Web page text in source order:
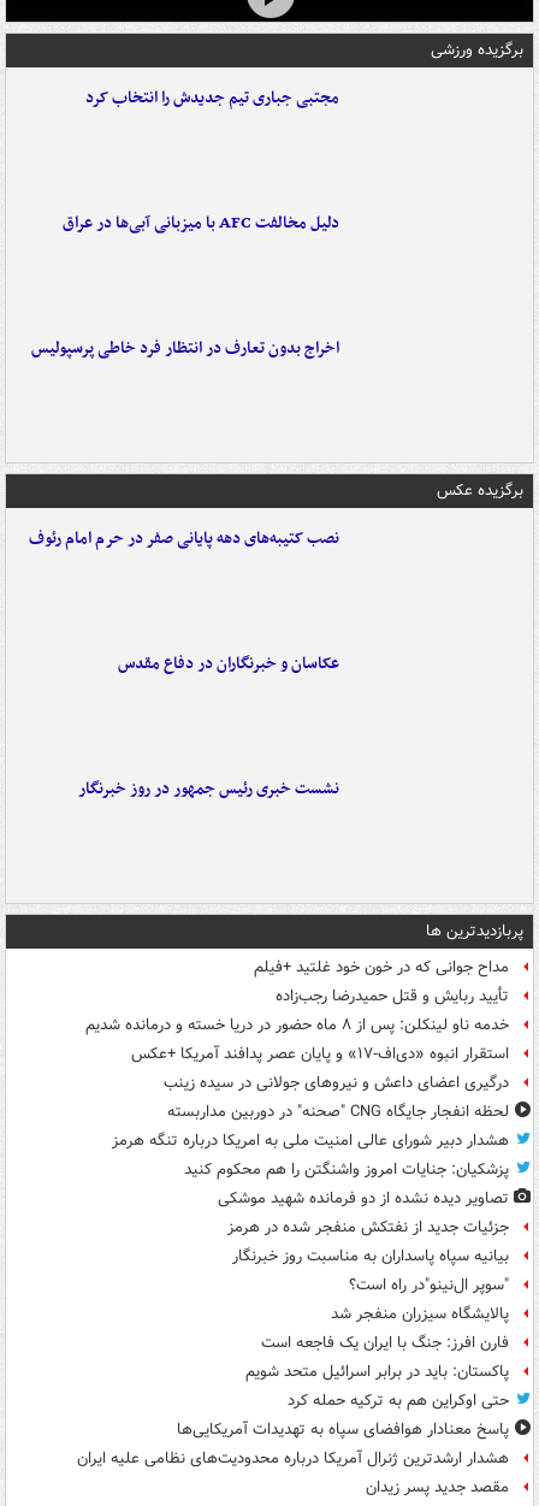
برگزیده ورزشی
مجتبی جباری تیم جدیدش را انتخاب کرد
دلیل مخالفت AFC با میزبانی آبی‌ها در عراق
اخراج بدون تعارف در انتظار فرد خاطی پرسپولیس
برگزیده عکس
نصب کتیبه‌های دهه پایانی صفر در حرم امام رئوف
عکاسان و خبرنگاران در دفاع مقدس
نشست خبری رئیس جمهور در روز خبرنگار
پربازدیدترین ها
مداح جوانی که در خون خود غلتید +فیلم
تأیید ربایش و قتل حمیدرضا رجب‌زاده
خدمه ناو لینکلن: پس از ۸ ماه حضور در دریا خسته و درمانده‌ شدیم
استقرار انبوه «دی‌اف‑۱۷» و پایان عصر پدافند آمریکا +عکس
درگیری اعضای داعش و نیروهای جولانی در سیده زینب
لحظه انفجار جایگاه CNG "صحنه" در دوربین مداربسته
هشدار دبیر شورای عالی امنیت ملی به امریکا درباره تنگه هرمز
پزشکیان: جنایات امروز واشنگتن را هم محکوم کنید
تصاویر دیده‌ نشده از دو فرمانده شهید موشکی
جزئیات جدید از نفتکش منفجر شده در هرمز
بیانیه سپاه پاسداران به مناسبت روز خبرنگار
"سوپر ال‌نینو"در راه است؟
پالایشگاه سیزران منفجر شد
فارن افرز: جنگ با ایران یک فاجعه است
پاکستان: باید در برابر اسرائیل متحد شویم
حتی اوکراین هم به ترکیه حمله کرد
پاسخ معنادار هوافضای سپاه به تهدیدات آمریکایی‌ها
هشدار ارشدترین ژنرال آمریکا درباره محدودیت‌های نظامی علیه ایران
مقصد جدید پسر زیدان